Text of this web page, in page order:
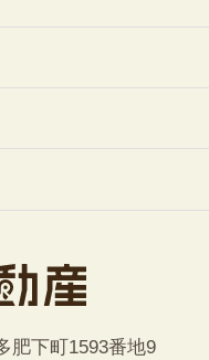
肥下町1593番地9